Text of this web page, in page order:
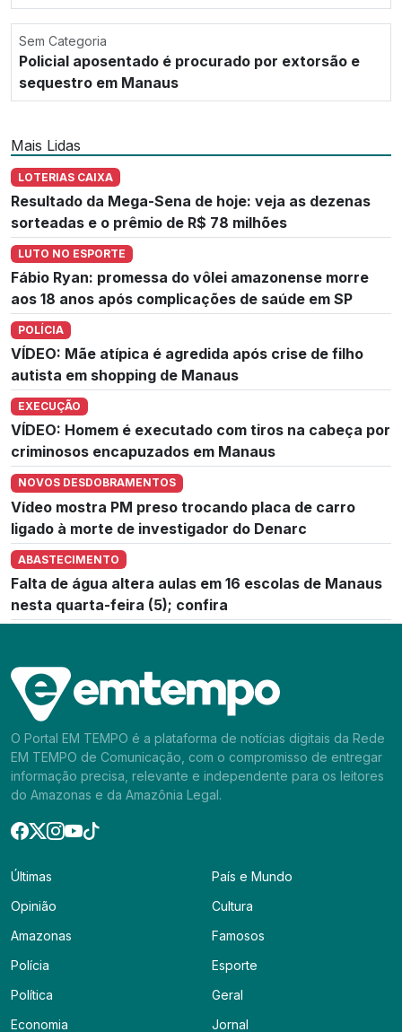
Sem Categoria
Policial aposentado é procurado por extorsão e
sequestro em Manaus
Mais Lidas
LOTERIAS CAIXA
Resultado da Mega-Sena de hoje: veja as dezenas
sorteadas e o prêmio de R$ 78 milhões
LUTO NO ESPORTE
Fábio Ryan: promessa do vôlei amazonense morre
aos 18 anos após complicações de saúde em SP
POLÍCIA
VÍDEO: Mãe atípica é agredida após crise de filho
autista em shopping de Manaus
EXECUÇÃO
VÍDEO: Homem é executado com tiros na cabeça por
criminosos encapuzados em Manaus
NOVOS DESDOBRAMENTOS
Vídeo mostra PM preso trocando placa de carro
ligado à morte de investigador do Denarc
ABASTECIMENTO
Falta de água altera aulas em 16 escolas de Manaus
nesta quarta-feira (5); confira
O Portal EM TEMPO é a plataforma de notícias digitais da Rede
EM TEMPO de Comunicação, com o compromisso de entregar
informação precisa, relevante e independente para os leitores
do Amazonas e da Amazônia Legal.
Últimas
Opinião
Amazonas
Polícia
Política
Economia
País e Mundo
Cultura
Famosos
Esporte
Geral
Jornal